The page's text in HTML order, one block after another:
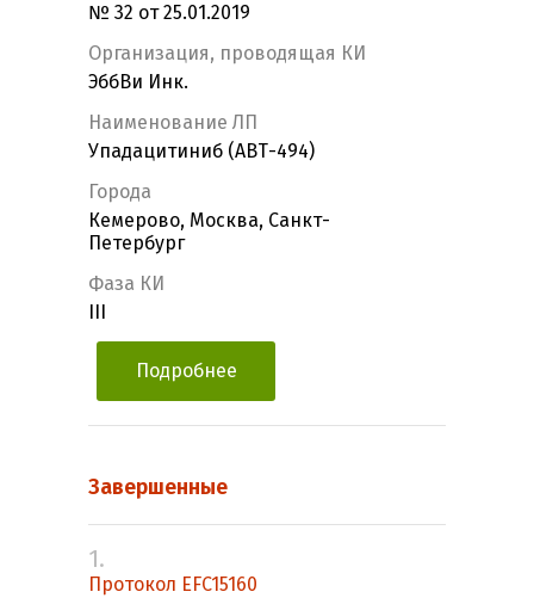
№ 32 от 25.01.2019
Организация, проводящая КИ
ЭббВи Инк.
Наименование ЛП
Упадацитиниб (АВТ-494)
Города
Кемерово, Москва, Санкт-
Петербург
Фаза КИ
Подробнее
Завершенные
1.
Протокол EFC15160